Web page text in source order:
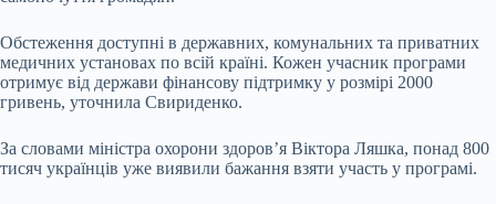
Обстеження доступні в державних, комунальних та приватних
медичних установах по всій країні. Кожен учасник програми
отримує від держави фінансову підтримку у розмірі 2000
гривень, уточнила Свириденко.
За словами міністра охорони здоров’я Віктора Ляшка, понад 800
тисяч українців уже виявили бажання взяти участь у програмі.